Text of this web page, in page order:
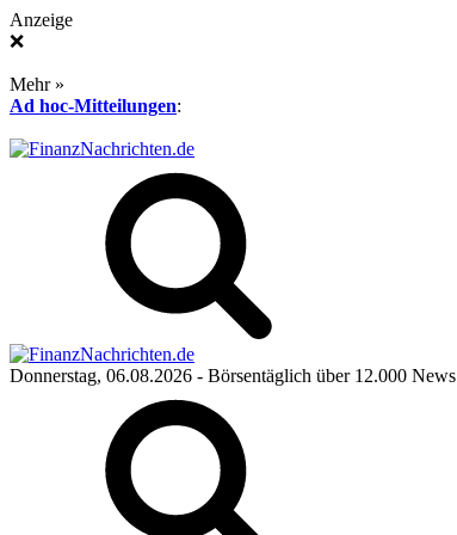
Anzeige
❌
Mehr »
Ad hoc-Mitteilungen:
Donnerstag, 06.08.2026 - Börsentäglich über 12.000 News